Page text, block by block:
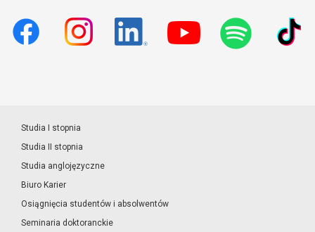
Studia I stopnia
Studia II stopnia
Studia anglojęzyczne
Biuro Karier
Osiągnięcia studentów i absolwentów
Seminaria doktoranckie